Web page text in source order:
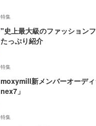
特集
"史上最大級のファッション
たっぷり紹介
特集
moxymill新メンバーオーデ
nex7」
特集